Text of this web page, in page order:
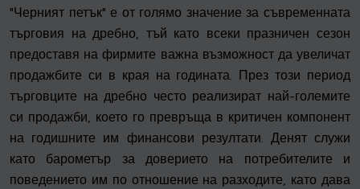
"Черният петък" е от голямо значение за съвременната
търговия на дребно, тъй като всеки празничен сезон
предоставя на фирмите важна възможност да увеличат
продажбите си в края на годината. През този период
търговците на дребно често реализират най-големите
си продажби, което го превръща в критичен компонент
на годишните им финансови резултати. Денят служи
като барометър за доверието на потребителите и
поведението им по отношение на разходите, като дава